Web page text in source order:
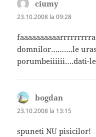
ciumy
23.10.2008 la 09:28
domnilor……….le
porumbeiiiiii….dati-
bogdan
23.10.2008 la 13:15
spuneti NU pisicilor!